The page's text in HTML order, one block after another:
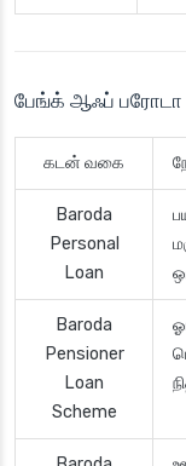
பேங்க் ஆஃப்
கடன் வகை
Baroda
Personal
Loan
Baroda
Pensioner
Loan
Scheme